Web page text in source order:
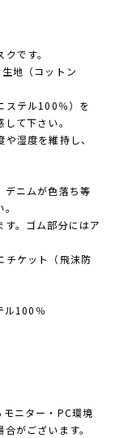
です。
地（コットン
ステル100％）を
て下さい。
湿度を維持し、
デニムが色落ち等
。ゴム部分にはア
チケット（飛沫防
ル100％
ニター・PC環境
がございます。